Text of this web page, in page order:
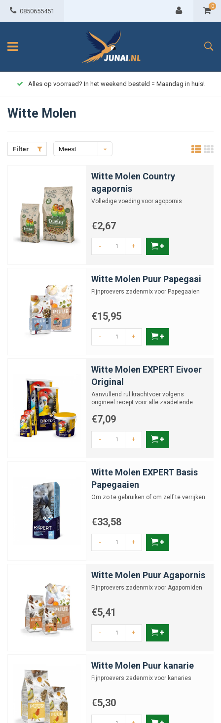
0850655451
0
Alles op voorraad? In het weekend besteld = Maandag in huis!
Witte Molen
Filter
Meest
Witte Molen Country
agapornis
Volledige voeding voor agopornis
€2,67
- +
Witte Molen Puur Papegaai
Fijnproevers zadenmix voor Papegaaien
€15,95
- +
Witte Molen EXPERT Eivoer
Original
Aanvullend rul krachtvoer volgens
origineel recept voor alle zaadetende
€7,09
- +
Witte Molen EXPERT Basis
Papegaaien
Om zo te gebruiken of om zelf te verrijken
€33,58
- +
Witte Molen Puur Agapornis
Fijnproevers zadenmix voor Agaporniden
€5,41
- +
Witte Molen Puur kanarie
Fijnproevers zadenmix voor kanaries
€5,30